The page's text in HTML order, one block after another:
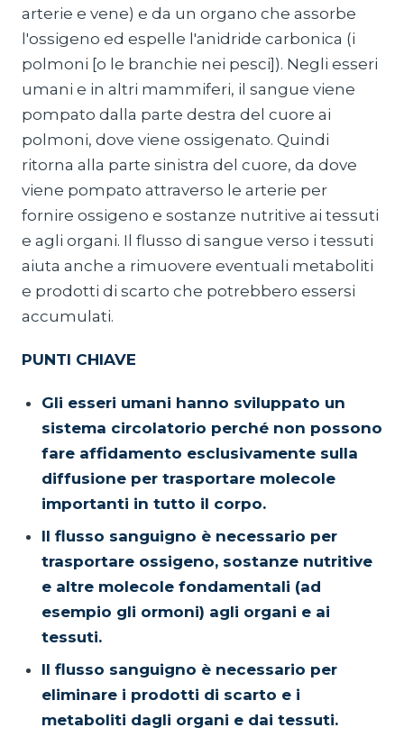
arterie e vene) e da un organo che assorbe
l'ossigeno ed espelle l'anidride carbonica (i
polmoni [o le branchie nei pesci]). Negli esseri
umani e in altri mammiferi, il sangue viene
pompato dalla parte destra del cuore ai
polmoni, dove viene ossigenato. Quindi
ritorna alla parte sinistra del cuore, da dove
viene pompato attraverso le arterie per
fornire ossigeno e sostanze nutritive ai tessuti
e agli organi. Il flusso di sangue verso i tessuti
aiuta anche a rimuovere eventuali metaboliti
e prodotti di scarto che potrebbero essersi
accumulati.
PUNTI CHIAVE
Gli esseri umani hanno sviluppato un
sistema circolatorio perché non possono
fare affidamento esclusivamente sulla
diffusione per trasportare molecole
importanti in tutto il corpo.
Il flusso sanguigno è necessario per
trasportare ossigeno, sostanze nutritive
e altre molecole fondamentali (ad
esempio gli ormoni) agli organi e ai
tessuti.
Il flusso sanguigno è necessario per
eliminare i prodotti di scarto e i
metaboliti dagli organi e dai tessuti.